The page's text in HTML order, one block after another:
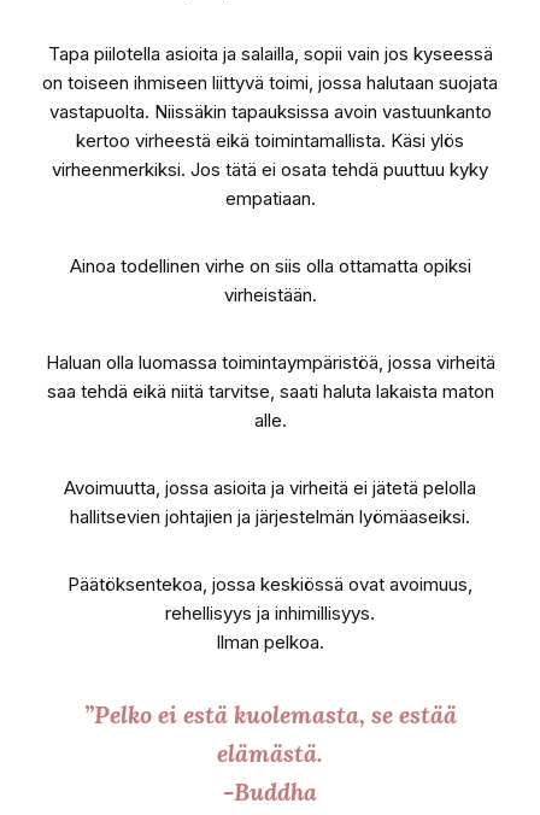
Tapa piilotella asioita ja salailla, sopii vain jos kyseessä
on toiseen ihmiseen liittyvä toimi, jossa halutaan suojata
vastapuolta. Niissäkin tapauksissa avoin vastuunkanto
kertoo virheestä eikä toimintamallista. Käsi ylös
virheenmerkiksi. Jos tätä ei osata tehdä puuttuu kyky
empatiaan.
Ainoa todellinen virhe on siis olla ottamatta opiksi
virheistään.
Haluan olla luomassa toimintaympäristöä, jossa virheitä
saa tehdä eikä niitä tarvitse, saati haluta lakaista maton
alle.
Avoimuutta, jossa asioita ja virheitä ei jätetä pelolla
hallitsevien johtajien ja järjestelmän lyömäaseiksi.
Päätöksentekoa, jossa keskiössä ovat avoimuus,
rehellisyys ja inhimillisyys.
Ilman pelkoa.
”Pelko ei estä kuolemasta, se estää
elämästä.
-Buddha